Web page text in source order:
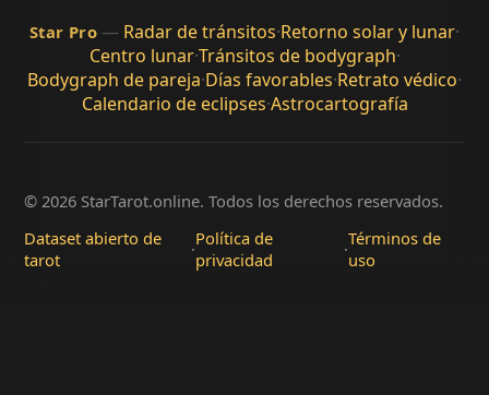
Star Pro — Radar de tránsitos·Retorno solar y lunar·
Centro lunar·Tránsitos de bodygraph·
Bodygraph de pareja·Días favorables·Retrato védico·
Calendario de eclipses·Astrocartografía
© 2026 StarTarot.online. Todos los derechos reservados.
Dataset abierto de
tarot
·Política de
privacidad
·Términos de
uso